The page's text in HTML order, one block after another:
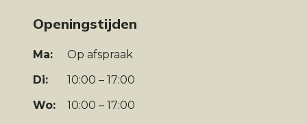
Openingstijden
Ma:
Op afspraak
Di:
10:00 – 17:00
Wo:
10:00 – 17:00